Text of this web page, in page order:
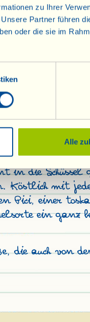
zu Ihrer
Partner führen
oder die sie im
Alle
Öl nach dem
zwei mehr,
Pasta, kalten
Gemüse und
und 1 oder 2
aus rohem
stellen Sie
in die Schüssel
Köstlich mit
Pici, einer
ein ganz
die auch von